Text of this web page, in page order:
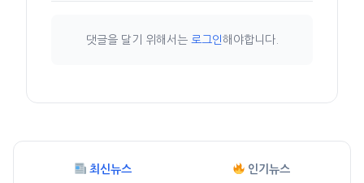
댓글을 달기 위해서는 로그인해야합니다.
최신뉴스 인기뉴스